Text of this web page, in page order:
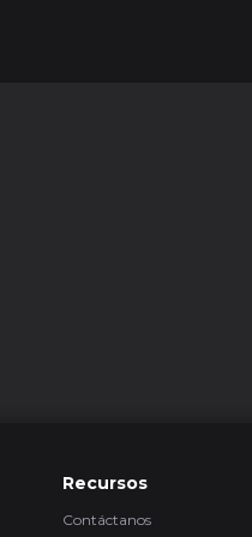
Recursos
Contáctanos